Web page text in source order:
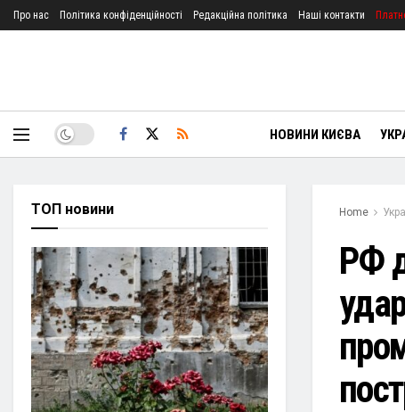
Про нас Політика конфіденційності Редакційна політика Наші контакти
НОВИНИ КИЄВА
Home
РФ
ТОП новини